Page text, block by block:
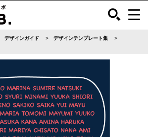
デザインガイド
デザインテンプレート集